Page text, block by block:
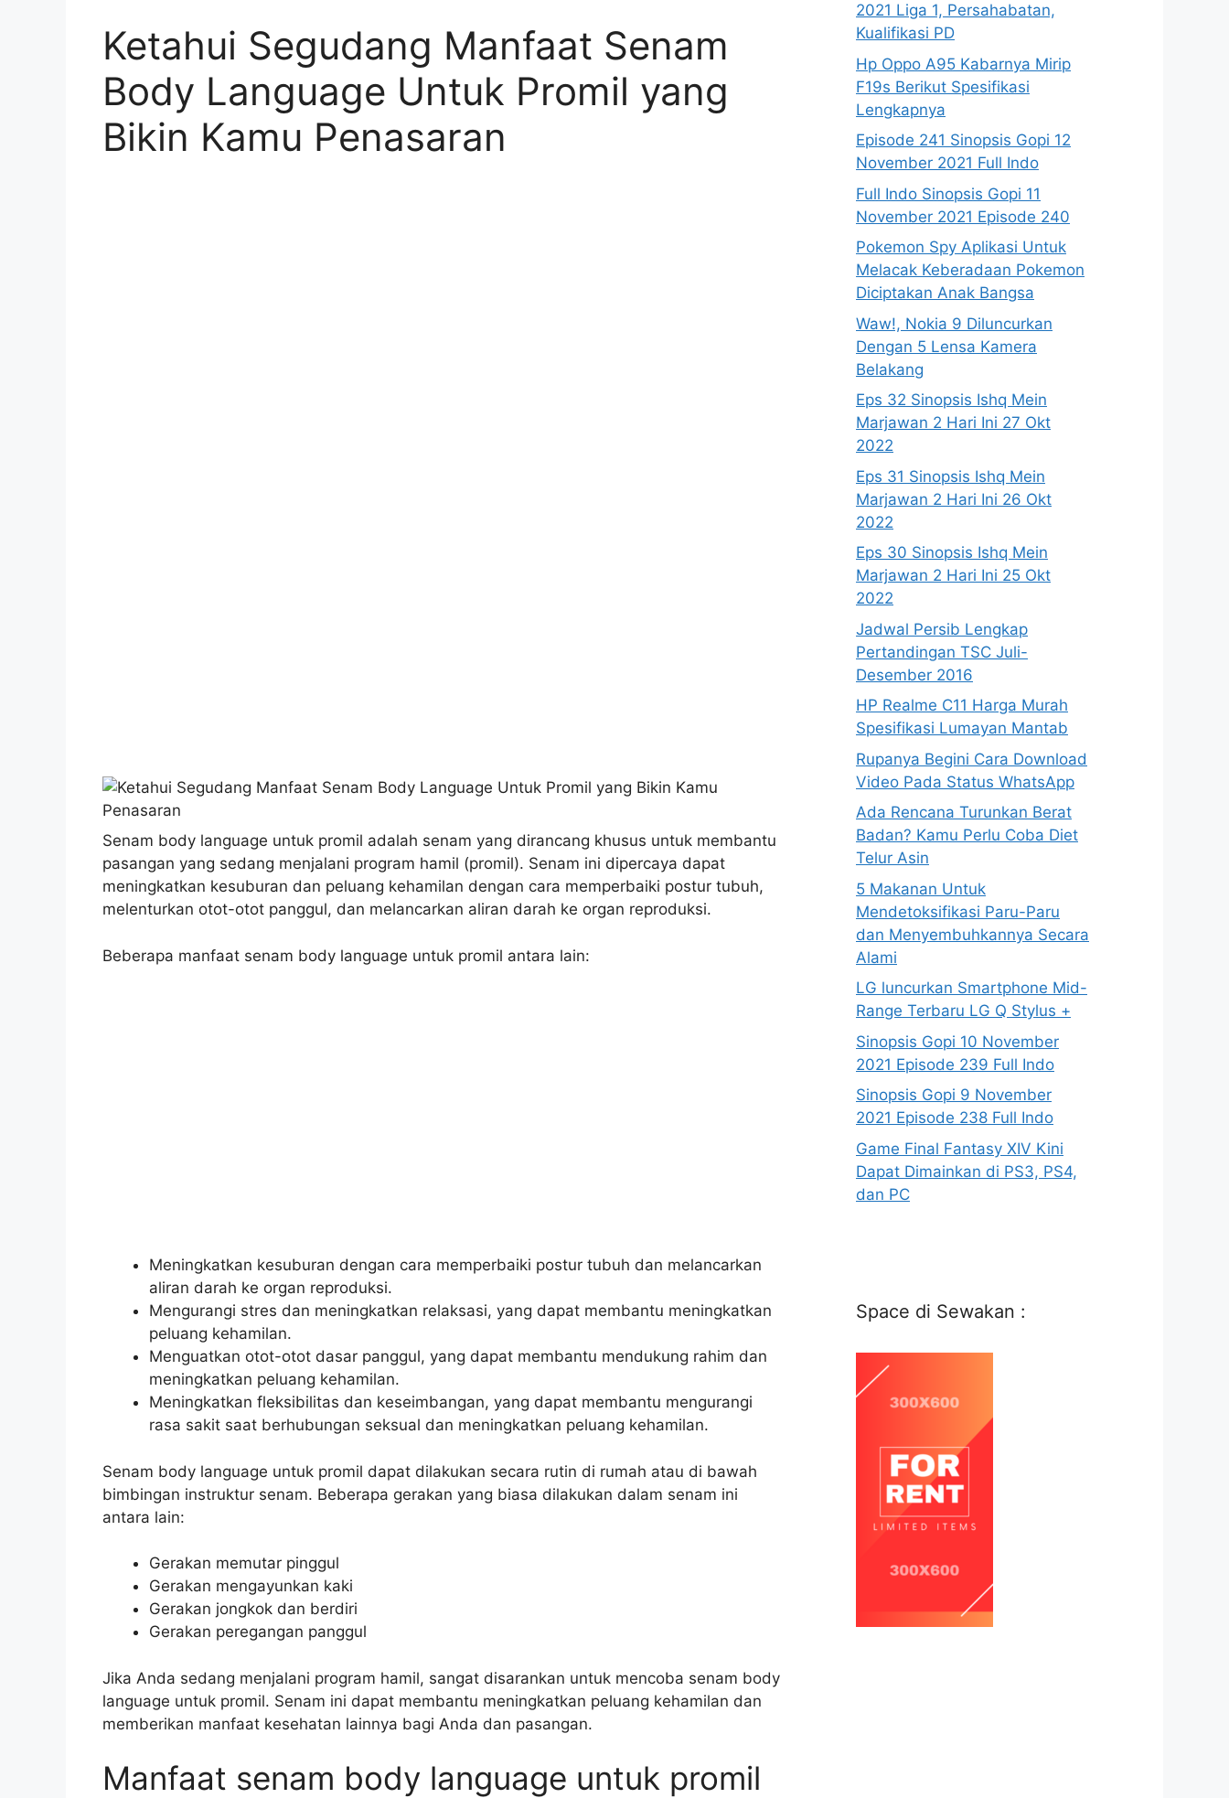
Ketahui Segudang Manfaat Senam
Body Language Untuk Promil yang
Bikin Kamu Penasaran
Senam body language untuk promil adalah senam yang dirancang khusus untuk membantu
pasangan yang sedang menjalani program hamil (promil). Senam ini dipercaya dapat
meningkatkan kesuburan dan peluang kehamilan dengan cara memperbaiki postur tubuh,
melenturkan otot-otot panggul, dan melancarkan aliran darah ke organ reproduksi.
Beberapa manfaat senam body language untuk promil antara lain:
Meningkatkan kesuburan dengan cara memperbaiki postur tubuh dan melancarkan
aliran darah ke organ reproduksi.
Mengurangi stres dan meningkatkan relaksasi, yang dapat membantu meningkatkan
peluang kehamilan.
Menguatkan otot-otot dasar panggul, yang dapat membantu mendukung rahim dan
meningkatkan peluang kehamilan.
Meningkatkan fleksibilitas dan keseimbangan, yang dapat membantu mengurangi
rasa sakit saat berhubungan seksual dan meningkatkan peluang kehamilan.
Senam body language untuk promil dapat dilakukan secara rutin di rumah atau di bawah
bimbingan instruktur senam. Beberapa gerakan yang biasa dilakukan dalam senam ini
antara lain:
Gerakan memutar pinggul
Gerakan mengayunkan kaki
Gerakan jongkok dan berdiri
Gerakan peregangan panggul
Jika Anda sedang menjalani program hamil, sangat disarankan untuk mencoba senam body
language untuk promil. Senam ini dapat membantu meningkatkan peluang kehamilan dan
memberikan manfaat kesehatan lainnya bagi Anda dan pasangan.
Manfaat senam body language untuk promil
2021 Liga 1, Persahabatan,
Kualifikasi PD
Hp Oppo A95 Kabarnya Mirip
F19s Berikut Spesifikasi
Lengkapnya
Episode 241 Sinopsis Gopi 12
November 2021 Full Indo
Full Indo Sinopsis Gopi 11
November 2021 Episode 240
Pokemon Spy Aplikasi Untuk
Melacak Keberadaan Pokemon
Diciptakan Anak Bangsa
Waw!, Nokia 9 Diluncurkan
Dengan 5 Lensa Kamera
Belakang
Eps 32 Sinopsis Ishq Mein
Marjawan 2 Hari Ini 27 Okt
2022
Eps 31 Sinopsis Ishq Mein
Marjawan 2 Hari Ini 26 Okt
2022
Eps 30 Sinopsis Ishq Mein
Marjawan 2 Hari Ini 25 Okt
2022
Jadwal Persib Lengkap
Pertandingan TSC Juli-
Desember 2016
HP Realme C11 Harga Murah
Spesifikasi Lumayan Mantab
Rupanya Begini Cara Download
Video Pada Status WhatsApp
Ada Rencana Turunkan Berat
Badan? Kamu Perlu Coba Diet
Telur Asin
5 Makanan Untuk
Mendetoksifikasi Paru-Paru
dan Menyembuhkannya Secara
Alami
LG luncurkan Smartphone Mid-
Range Terbaru LG Q Stylus +
Sinopsis Gopi 10 November
2021 Episode 239 Full Indo
Sinopsis Gopi 9 November
2021 Episode 238 Full Indo
Game Final Fantasy XIV Kini
Dapat Dimainkan di PS3, PS4,
dan PC
Space di Sewakan :